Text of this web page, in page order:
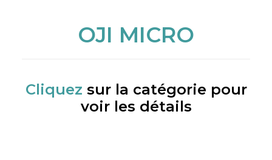
Où nous trouverOJI MICRO
Cliquez sur la catégorie pour
voir les détails